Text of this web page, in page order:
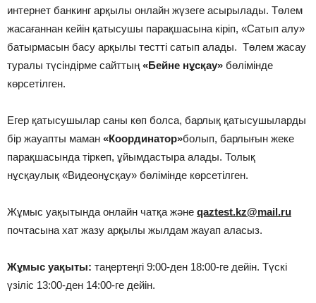
интернет банкинг арқылы онлайн жүзеге асырылады. Төлем
жасағаннан кейін қатысушы парақшасына кіріп, «Сатып алу»
батырмасын басу арқылы тестті сатып алады. Төлем жасау
туралы түсіндірме сайттың «Бейне нұсқау» бөлімінде
көрсетілген.
Егер қатысушылар саны көп болса, барлық қатысушыларды
бір жауапты маман «Координатор»болып, барлығын жеке
парақшасында тіркеп, ұйымдастыра алады. Толық
нұсқаулық «Видеонұсқау» бөлімінде көрсетілген.
Жұмыс уақытында онлайн чатқа және qaztest.kz@mail.ru
почтасына хат жазу арқылы жылдам жауап аласыз.
Жұмыс уақыты: таңертеңгі 9:00-ден 18:00-ге дейін. Түскі
үзіліс 13:00-ден 14:00-ге дейін.